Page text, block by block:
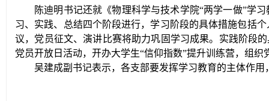
陈迪明书记还就《物理科学与技术学院“两学一做”学
习、实践、总结四个阶段进行，学习阶段的具体措施包括个
议，党员征文、演讲比赛将助力巩固学习成果。实践阶段
党员开放日活动，开办大学生“信仰指数”提升训练营，组织
吴建成副书记表示，各支部要发挥学习教育的主体作